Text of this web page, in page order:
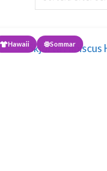
Hawaii Sommar